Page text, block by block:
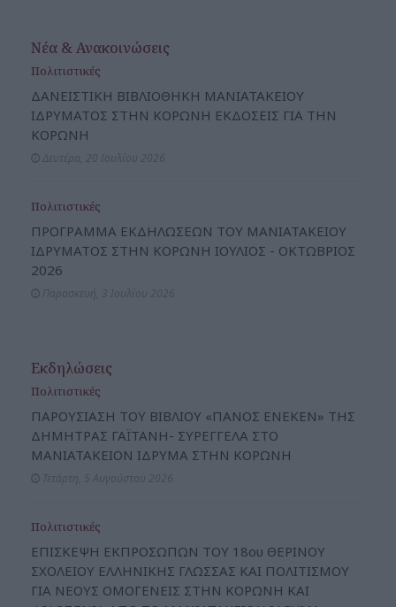
Νέα & Ανακοινώσεις
Πολιτιστικές
ΔΑΝΕΙΣΤΙΚΗ ΒΙΒΛΙΟΘΗΚΗ ΜΑΝΙΑΤΑΚΕΙΟΥ
ΙΔΡΥΜΑΤΟΣ ΣΤΗΝ ΚΟΡΩΝΗ ΕΚΔΟΣΕΙΣ ΓΙΑ ΤΗΝ
ΚΟΡΩΝΗ
Πολιτιστικές
ΠΡΟΓΡΑΜΜΑ ΕΚΔΗΛΩΣΕΩΝ ΤΟΥ ΜΑΝΙΑΤΑΚΕΙΟΥ
ΙΔΡΥΜΑΤΟΣ ΣΤΗΝ ΚΟΡΩΝΗ ΙΟΥΛΙΟΣ - ΟΚΤΩΒΡΙΟΣ
2026
Εκδηλώσεις
Πολιτιστικές
ΠΑΡΟΥΣΙΑΣΗ ΤΟΥ ΒΙΒΛΙΟΥ «ΠΑΝΟΣ ΕΝΕΚΕΝ» ΤΗΣ
ΔΗΜΗΤΡΑΣ ΓΑΪΤΑΝΗ- ΣΥΡΕΓΓΕΛΑ ΣΤΟ
ΜΑΝΙΑΤΑΚΕΙΟΝ ΙΔΡΥΜΑ ΣΤΗΝ ΚΟΡΩΝΗ
Πολιτιστικές
ΕΠΙΣΚΕΨΗ ΕΚΠΡΟΣΩΠΩΝ ΤΟΥ 18ου ΘΕΡΙΝΟΥ
ΣΧΟΛΕΙΟΥ ΕΛΛΗΝΙΚΗΣ ΓΛΩΣΣΑΣ ΚΑΙ ΠΟΛΙΤΙΣΜΟΥ
ΓΙΑ ΝΕΟΥΣ ΟΜΟΓΕΝΕΙΣ ΣΤΗΝ ΚΟΡΩΝΗ ΚΑΙ